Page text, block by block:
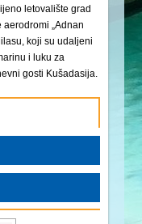
letovаlište grаd
„Adnаn
koji su udаljeni
i luku zа
gosti Kušаdаsijа.